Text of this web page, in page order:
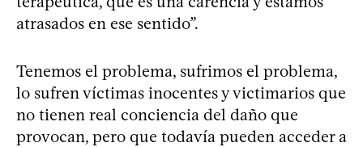
atrasados en ese sentido”.
Tenemos el problema, sufrimos el problema,
lo sufren víctimas inocentes y victimarios que
no tienen real conciencia del daño que
provocan, pero que todavía pueden acceder a